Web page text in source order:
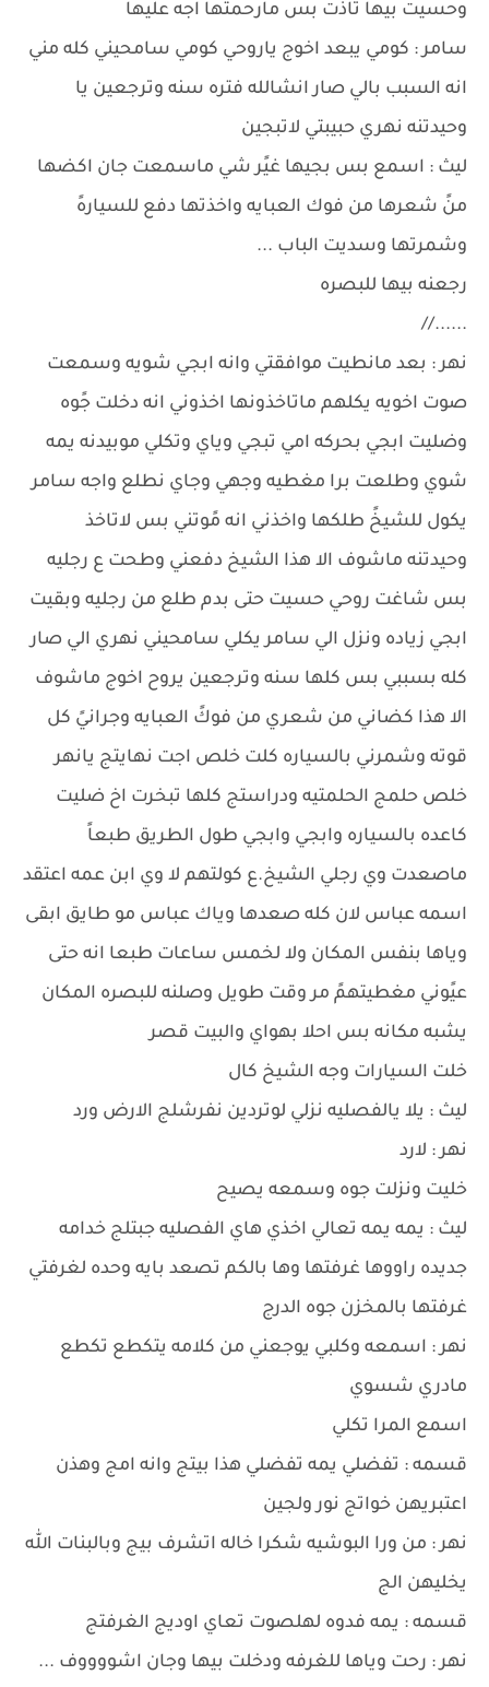
وحسيت بيها تاذت بس مارحمتها اجه عليها
سامر : كومي يبعد اخوج ياروحي كومي سامحيني كله مني
انه السبب بالي صار انشالله فتره سنه وترجعين يا
وحيدتنه نهري حبيبتي لاتبجين
ليث : اسمع بس بجيها غيًر شي ماسمعت جان اكضها
منً شعرها من فوك العبايه واخذتها دفع للسيارهً
وشمرتها وسديت الباب ...
رجعنه بيها للبصره
......//
نهر : بعد مانطيت موافقتي وانه ابجي شويه وسمعت
صوت اخويه يكلهم ماتاخذونها اخذوني انه دخلت جًوه
وضليت ابجي بحركه امي تبجي وياي وتكلي موبيدنه يمه
شوي وطلعت برا مغطيه وجهي وجاي نطلع واجه سامر
يكول للشيخً طلكها واخذني انه مًوتني بس لاتاخذ
وحيدتنه ماشوف الا هذا الشيخ دفعني وطحت ع رجليه
بس شاغت روحي حسيت حتى بدم طلع من رجليه وبقيت
ابجي زياده ونزل الي سامر يكلي سامحيني نهري الي صار
كله بسببي بس كلها سنه وترجعين يروح اخوج ماشوف
الا هذا كضاني من شعري من فوكً العبايه وجرانيً كل
قوته وشمرني بالسياره كلت خلص اجت نهايتج يانهر
خلص حلمج الحلمتيه ودراستج كلها تبخرت اخ ضليت
كاعده بالسياره وابجي وابجي طول الطريق طبعاً
ماصعدت وي رجلي الشيخ.ع كولتهم لا وي ابن عمه اعتقد
اسمه عباس لان كله صعدها وياك عباس مو طايق ابقى
وياها بنفس المكان ولا لخمس ساعات طبعا انه حتى
عيًوني مغطيتهمً مر وقت طويل وصلنه للبصره المكان
يشبه مكانه بس احلا بهواي والبيت قصر
خلت السيارات وجه الشيخ كال
ليث : يلا يالفصليه نزلي لوتردين نفرشلج الارض ورد
نهر : لارد
خليت ونزلت جوه وسمعه يصيح
ليث : يمه يمه تعالي اخذي هاي الفصليه جبتلج خدامه
جديده راووها غرفتها وها بالكم تصعد بايه وحده لغرفتي
غرفتها بالمخزن جوه الدرج
نهر : اسمعه وكلبي يوجعني من كلامه يتكطع تكطع
مادري شسوي
اسمع المرا تكلي
قسمه : تفضلي يمه تفضلي هذا بيتج وانه امج وهذن
اعتبريهن خواتج نور ولجين
نهر : من ورا البوشيه شكرا خاله اتشرف بيج وبالبنات الله
يخليهن الج
قسمه : يمه فدوه لهلصوت تعاي اوديج الغرفتج
نهر : رحت وياها للغرفه ودخلت بيها وجان اشووووف ...